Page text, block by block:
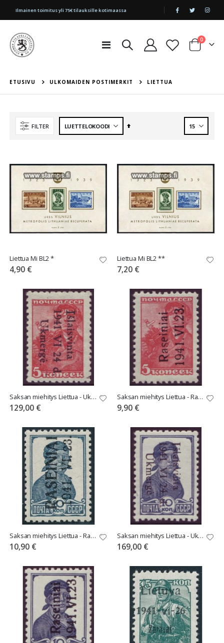
|
Ilmainen toimitus yli 75€ tilauksille kotimaassa
Toggle
Cart
0tuotetta
ETUSIVU ULKOMAIDEN POSTIMERKIT LIETTUA
FILTER
Aseta
Liettua Mi BL2 *
4,90 €
Liettua Mi BL2 **
7,20 €
Saksan miehitys Liettua - Ukmerge Mi 1 ** 250€
129,00 €
Saksan miehitys Liettua - Raseiniai Mi 1I **
9,90 €
Saksan miehitys Liettua - Raseiniai Mi 2III **
10,90 €
Saksan miehitys Liettua - Ukmerge Mi 2 **
169,00 €